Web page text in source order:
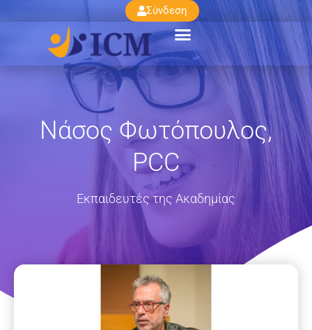
Σύνδεση
Νάσος Φωτόπουλος,
PCC
Εκπαιδευτές της Ακαδημίας